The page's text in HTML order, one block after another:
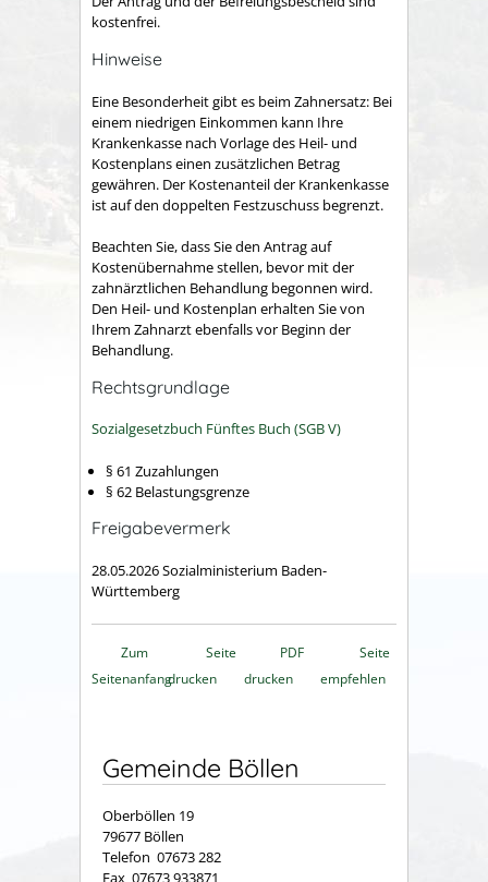
kostenfrei.
Hinweise
Eine Besonderheit gibt es beim Zahnersatz: Bei
einem niedrigen Einkommen kann Ihre
Krankenkasse nach Vorlage des Heil- und
Kostenplans einen zusätzlichen Betrag
gewähren. Der Kostenanteil der Krankenkasse
ist auf den doppelten Festzuschuss begrenzt.
Beachten Sie, dass Sie den Antrag auf
Kostenübernahme stellen, bevor mit der
zahnärztlichen Behandlung begonnen wird.
Den Heil- und Kostenplan erhalten Sie von
Ihrem Zahnarzt ebenfalls vor Beginn der
Behandlung.
Rechtsgrundlage
Sozialgesetzbuch Fünftes Buch (SGB V)
§ 61 Zuzahlungen
§ 62 Belastungsgrenze
Freigabevermerk
28.05.2026 Sozialministerium Baden-
Württemberg
Zum
Seitenanfang
Seite
drucken
PDF
drucken
Seite
empfehlen
Gemeinde Böllen
Oberböllen 19
79677 Böllen
Telefon 07673 282